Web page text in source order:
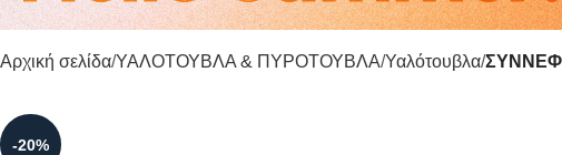
Αρχική σελίδα ΥΑΛΟΤΟΥΒΛΑ & ΠΥΡΟΤΟΥΒΛΑ Υαλότουβλα
-20%